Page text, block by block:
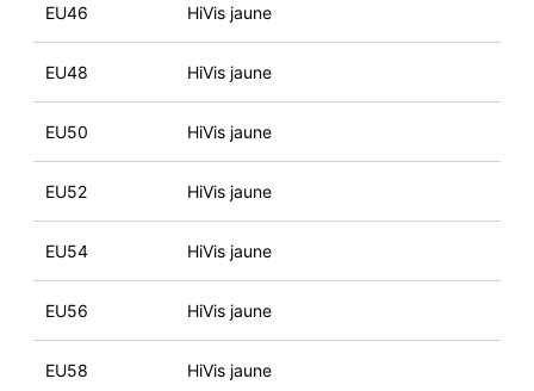
EU46 HiVis jaune
EU48 HiVis jaune
EU50 HiVis jaune
EU52 HiVis jaune
EU54 HiVis jaune
EU56 HiVis jaune
EU58 HiVis jaune